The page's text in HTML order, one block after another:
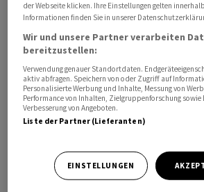
anfo-12122022
der Webseite klicken. Ihre Einstellungen gelten
Informationen finden Sie in unserer
Wir und unsere Partner verarbeiten
bereitzustellen:
Verwendung genauer Standortdaten.
aktiv abfragen. Speichern von oder Zugriff auf
Personalisierte Werbung und Inhalte, Messung von
Performance von Inhalten, Zielgruppenforschung
Verbesserung von Angeboten.
Liste der Partner (Lieferanten)
EINSTELLUNGEN